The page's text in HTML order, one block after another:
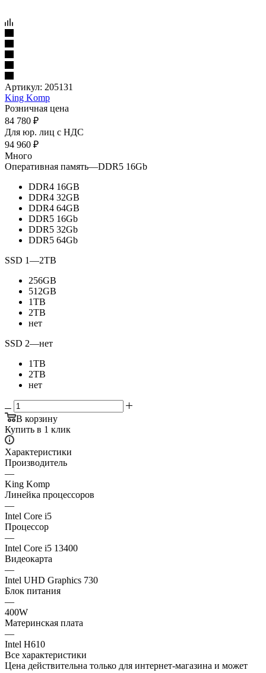
Артикул: 205131
King Komp
Розничная цена
84 780 ₽
Для юр. лиц c НДС
94 960 ₽
Много
Оперативная память—DDR5 16Gb
DDR4 16GB
DDR4 32GB
DDR4 64GB
DDR5 16Gb
DDR5 32Gb
DDR5 64Gb
SSD 1—2TB
256GB
512GB
1TB
2TB
нет
SSD 2—нет
1TB
2TB
нет
В корзину
Купить в 1 клик
Характеристики
Производитель
—
King Komp
Линейка процессоров
—
Intel Core i5
Процессор
—
Intel Core i5 13400
Видеокарта
—
Intel UHD Graphics 730
Блок питания
—
400W
Материнская плата
—
Intel H610
Все характеристики
Цена действительна только для интернет-магазина и может